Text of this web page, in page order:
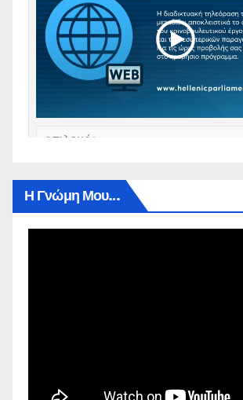
Η Γνώμη Μου…